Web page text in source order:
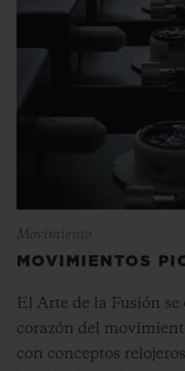
Movimiento
MOVIMIENTOS
El Arte de la Fusión se
corazón del
con conceptos